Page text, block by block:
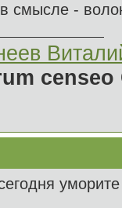
смысле -